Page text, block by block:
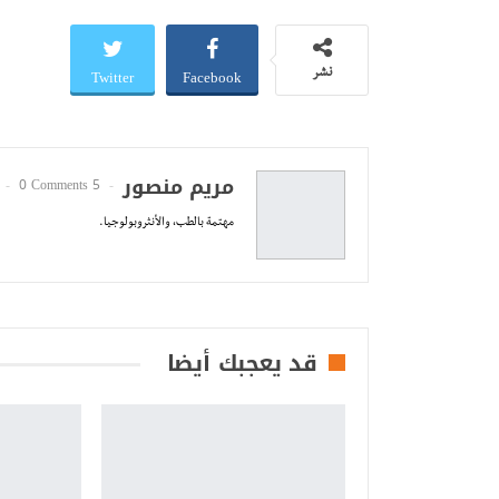
نشر Facebook
Twitter
مريم منصور 5 Posts
0 Comments
مهتمة بالطب، والأنثروبولوجيا.
قد يعجبك أيضا